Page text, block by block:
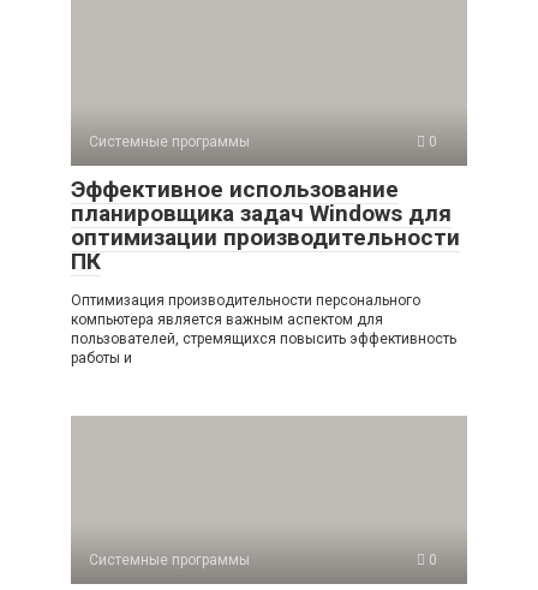
Системные программы 0
Эффективное использование
планировщика задач Windows для
оптимизации производительности
ПК
Оптимизация производительности персонального
компьютера является важным аспектом для
пользователей, стремящихся повысить эффективность
работы и
Системные программы 0